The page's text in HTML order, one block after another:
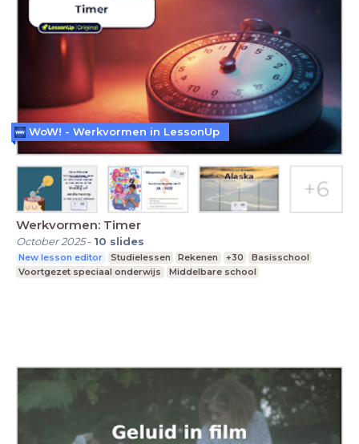
Werkvormen: Timer
October 2025- 10 slides
New lesson editor Studielessen Rekenen +30
Basisschool
Voortgezet speciaal onderwijs
Middelbare school
WoW! - Werkvormen in LessonUp